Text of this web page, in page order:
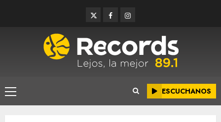
TwitterFacebookInstagram
Menú
principal
ESCUCHANOS